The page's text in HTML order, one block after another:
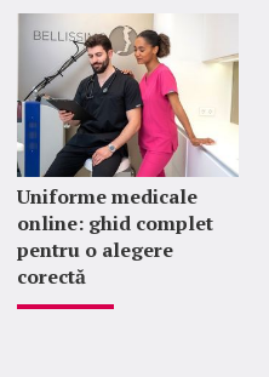
Uniforme medicale
online: ghid complet
pentru o alegere
corectă